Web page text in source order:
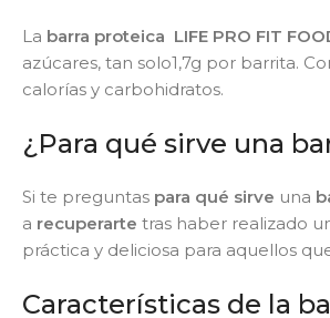
La barra proteica LIFE PRO FIT
azúcares, tan solo1,7g por barrita.
calorías y carbohidratos.
¿Para qué sirve una
Si te preguntas para qué sirve una
a recuperarte tras haber realizado
práctica y deliciosa para aquellos
Características de la